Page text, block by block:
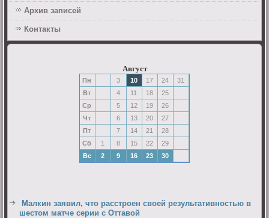
Архив записей
Контакты
Август
Пн 3 10 17 24
31
Вт
4 11 18
25
Ср
5 12 19
26
Чт
6 13 20
27
Пт
7 14 21
28
Сб
1 8 15 22
29
Вс
2 9 16 23 30
Малкин заявил, что расстроен своей результативностью в
шестом матче серии с Оттавой